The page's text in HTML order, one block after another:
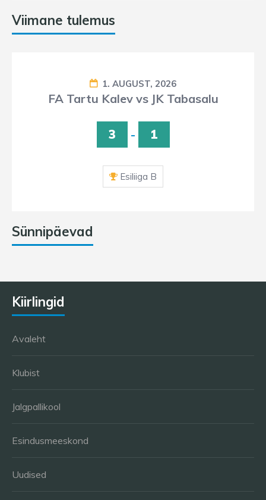
Viimane tulemus
1. AUGUST, 2026
FA Tartu Kalev vs JK Tabasalu
3 - 1
Esiliiga B
Sünnipäevad
Kiirlingid
Avaleht
Klubist
Jalgpallikool
Esindusmeeskond
Uudised